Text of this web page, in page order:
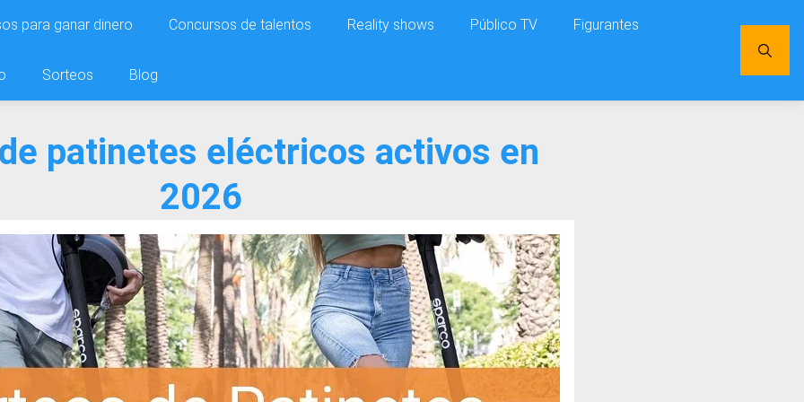
para ganar dinero Concursos de talentos Reality shows Público TV Figurantes
Sorteos Blog
patinetes eléctricos activos en
2026